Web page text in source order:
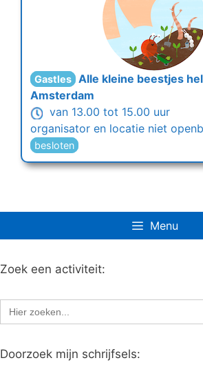
Gastles Alle kleine beestjes
Amsterdam
van 13.00 tot 15.00 uur
organisator en locatie niet
besloten
Menu
Zoek een activiteit:
Zoek
naar:
Doorzoek mijn schrijfsels: